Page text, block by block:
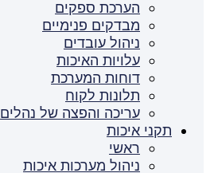
הערכת ספקים
מבדקים פנימיים
ניהול עובדים
עלויות האיכות
דוחות המערכת
תלונות לקוח
עריכה והפצה של נהלים
תקני איכות
ראשי
ניהול מערכות איכות